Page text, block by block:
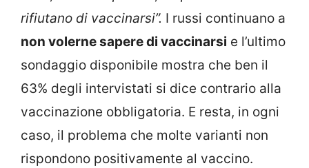
rifiutano di vaccinarsi”. I russi continuano a
non volerne sapere di vaccinarsi e l’ultimo
sondaggio disponibile mostra che ben il
63% degli intervistati si dice contrario alla
vaccinazione obbligatoria. E resta, in ogni
caso, il problema che molte varianti non
rispondono positivamente al vaccino.